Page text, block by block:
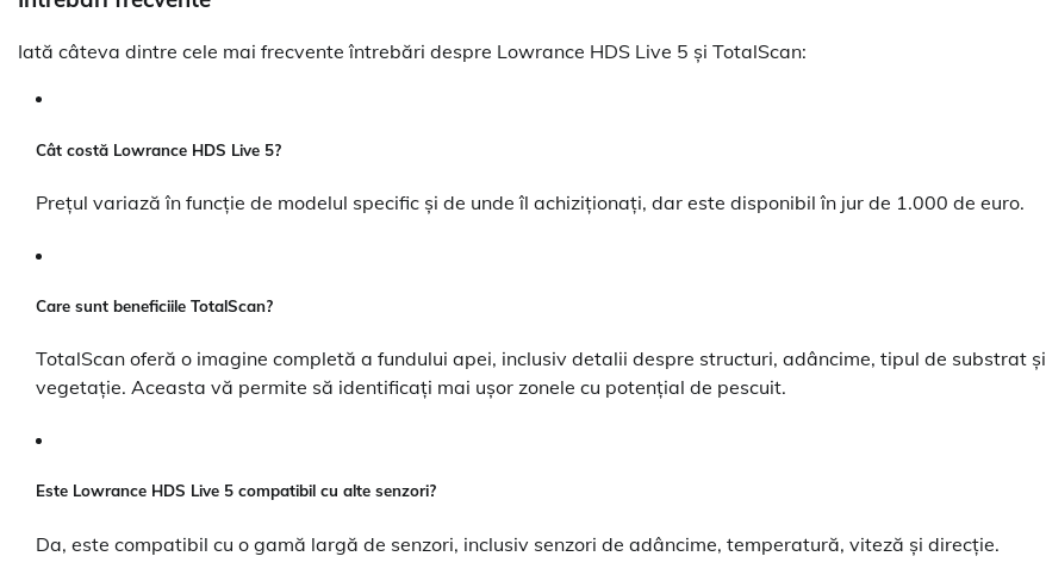
Iată câteva dintre cele mai frecvente întrebări despre Lowrance HDS Live 5 și TotalScan:
Cât costă Lowrance HDS Live 5?
Prețul variază în funcție de modelul specific și de unde îl achiziționați, dar este disponibil în jur de 1.000 de euro.
Care sunt beneficiile TotalScan?
TotalScan oferă o imagine completă a fundului apei, inclusiv detalii despre structuri, adâncime, tipul de substrat și
vegetație. Aceasta vă permite să identificați mai ușor zonele cu potențial de pescuit.
Este Lowrance HDS Live 5 compatibil cu alte senzori?
Da, este compatibil cu o gamă largă de senzori, inclusiv senzori de adâncime, temperatură, viteză și direcție.